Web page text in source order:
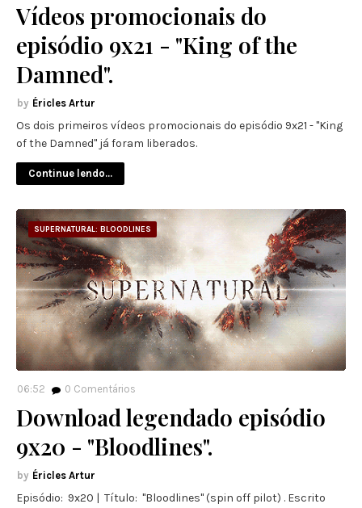
Vídeos promocionais do
episódio 9x21 - "King of the
Damned".
Éricles Artur
Os dois primeiros vídeos promocionais do episódio 9x21 - "King
of the Damned" já foram liberados.
Continue lendo...
SUPERNATURAL: BLOODLINES
06:52 0 Comentários
Download legendado episódio
9x20 - "Bloodlines".
Éricles Artur
Episódio: 9x20 | Título: "Bloodlines" (spin off pilot) . Escrito